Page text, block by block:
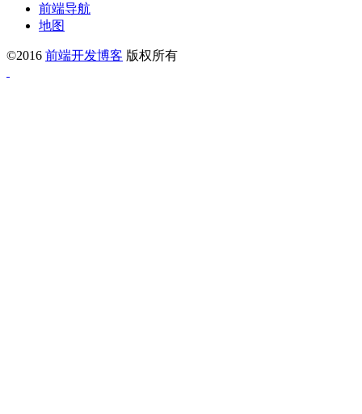
前端导航
地图
©2016 前端开发博客 版权所有